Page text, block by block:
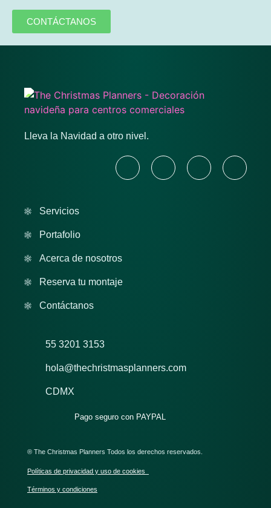
CONTÁCTANOS
Lleva la Navidad a otro nivel.
Servicios
Portafolio
Acerca de nosotros
Reserva tu montaje
Contáctanos
55 3201 3153
hola@thechristmasplanners.com
CDMX
Pago seguro con PAYPAL
® The Christmas Planners Todos los derechos reservados.
Políticas de privacidad y uso de cookies
Términos y condiciones